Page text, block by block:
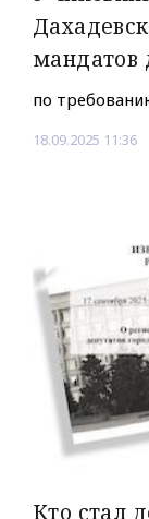
мандатов
по
18.09.2025 11:36
Кто стал